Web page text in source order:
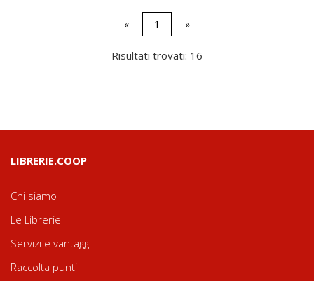
« 1 »
Risultati trovati: 16
LIBRERIE.COOP
Chi siamo
Le Librerie
Servizi e vantaggi
Raccolta punti